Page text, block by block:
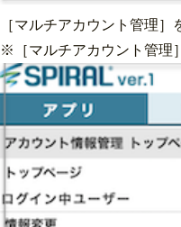
［マルチアカウント管理］
※［マルチアカウント管理